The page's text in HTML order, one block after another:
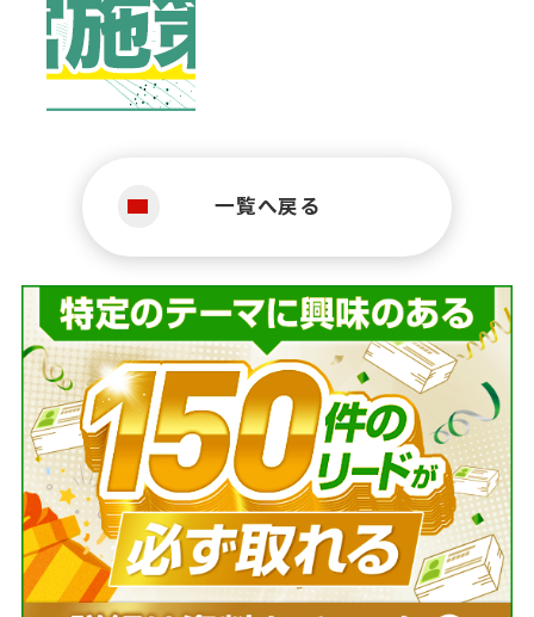
一覧へ戻る